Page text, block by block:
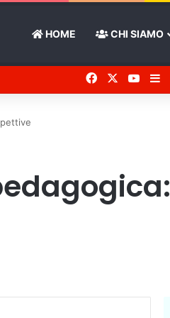
HOME CHI SIAMO
FacebookYou